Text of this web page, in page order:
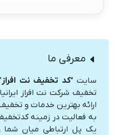
معرفی ما
سایت “کد تخفیف نت افراز
تخفیف شرکت نت افراز
ارائه بهترین خدمات و
به فعالیت در زمینه
یک پل ارتباطی میان شما